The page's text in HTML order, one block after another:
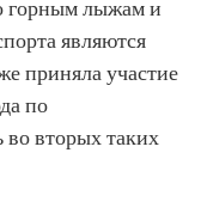
горным лыжам и
являются
приняла участие
по
во вторых таких